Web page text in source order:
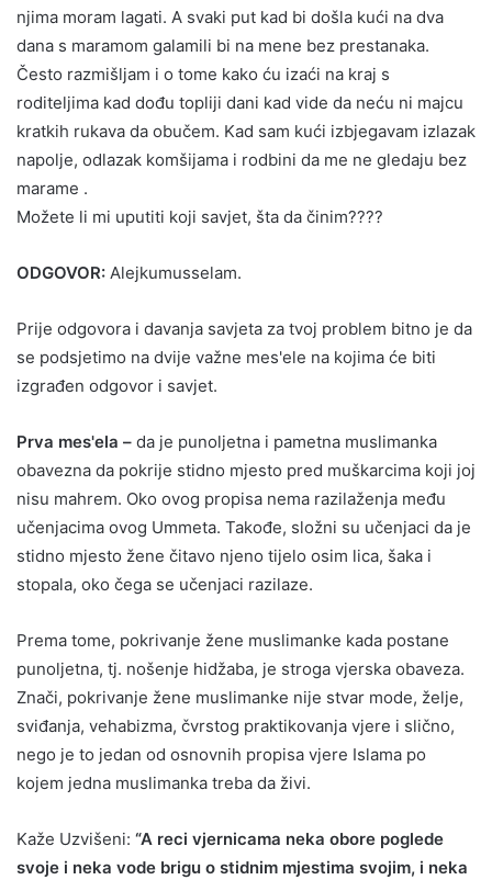
njima moram lagati. A svaki put kad bi došla kući na dva
dana s maramom galamili bi na mene bez prestanaka.
Često razmišljam i o tome kako ću izaći na kraj s
roditeljima kad dođu topliji dani kad vide da neću ni majcu
kratkih rukava da obučem. Kad sam kući izbjegavam izlazak
napolje, odlazak komšijama i rodbini da me ne gledaju bez
marame .
Možete li mi uputiti koji savjet, šta da činim????
ODGOVOR: Alejkumusselam.
Prije odgovora i davanja savjeta za tvoj problem bitno je da
se podsjetimo na dvije važne mes'ele na kojima će biti
izgrađen odgovor i savjet.
Prva mes'ela – da je punoljetna i pametna muslimanka
obavezna da pokrije stidno mjesto pred muškarcima koji joj
nisu mahrem. Oko ovog propisa nema razilaženja među
učenjacima ovog Ummeta. Takođe, složni su učenjaci da je
stidno mjesto žene čitavo njeno tijelo osim lica, šaka i
stopala, oko čega se učenjaci razilaze.
Prema tome, pokrivanje žene muslimanke kada postane
punoljetna, tj. nošenje hidžaba, je stroga vjerska obaveza.
Znači, pokrivanje žene muslimanke nije stvar mode, želje,
sviđanja, vehabizma, čvrstog praktikovanja vjere i slično,
nego je to jedan od osnovnih propisa vjere Islama po
kojem jedna muslimanka treba da živi.
Kaže Uzvišeni: “A reci vjernicama neka obore poglede
svoje i neka vode brigu o stidnim mjestima svojim, i neka